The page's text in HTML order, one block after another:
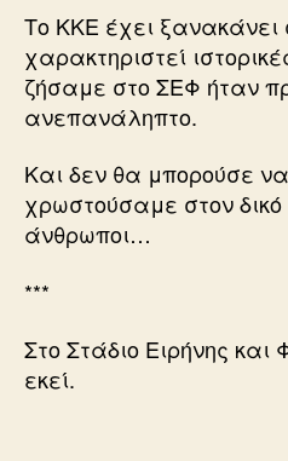
Το ΚΚΕ έχει ξανακάνει
χαρακτηριστεί
ζήσαμε στο ΣΕΦ ήταν
ανεπανάληπτο.
Και δεν θα μπορούσε
χρωστούσαμε στον δικό
άνθρωποι…
***
Στο Στάδιο Ειρήνης
εκεί.